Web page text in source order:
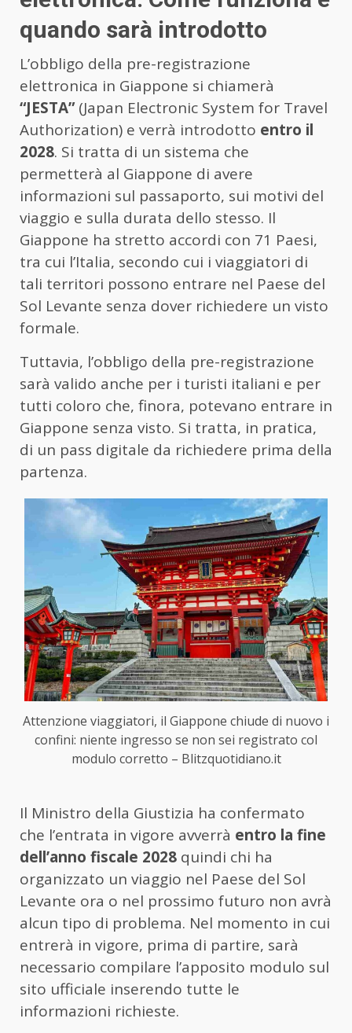
quando sarà introdotto
L’obbligo della pre-registrazione
elettronica in Giappone si chiamerà
“JESTA”(Japan Electronic System for Travel
Authorization) e verrà introdotto entro il
2028. Si tratta di un sistema che
permetterà al Giappone di avere
informazioni sul passaporto, sui motivi del
viaggio e sulla durata dello stesso. Il
Giappone ha stretto accordi con 71 Paesi,
tra cui l’Italia, secondo cui i viaggiatori di
tali territori possono entrare nel Paese del
Sol Levante senza dover richiedere un visto
formale.
Tuttavia, l’obbligo della pre-registrazione
sarà valido anche per i turisti italiani e per
tutti coloro che, finora, potevano entrare in
Giappone senza visto. Si tratta, in pratica,
di un pass digitale da richiedere prima della
partenza.
Attenzione viaggiatori, il Giappone chiude di nuovo i
confini: niente ingresso se non sei registrato col
modulo corretto – Blitzquotidiano.it
Il Ministro della Giustizia ha confermato
che l’entrata in vigore avverrà entro la fine
dell’anno fiscale 2028 quindi chi ha
organizzato un viaggio nel Paese del Sol
Levante ora o nel prossimo futuro non avrà
alcun tipo di problema. Nel momento in cui
entrerà in vigore, prima di partire, sarà
necessario compilare l’apposito modulo sul
sito ufficiale inserendo tutte le
informazioni richieste.